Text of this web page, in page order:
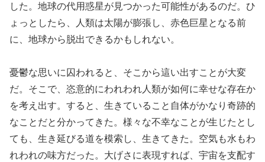
した。地球の代用惑星が見つかった可能性があるのだ。ひ
ょっとしたら、人類は太陽が膨張し、赤色巨星となる前
に、地球から脱出できるかもしれない。
憂鬱な思いに囚われると、そこから這い出すことが大変
だ。そこで、恣意的にわれわれ人類が如何に幸せな存在か
を考え出す。すると、生きていること自体がかなり奇跡的
なことだと分かってきた。様々な不幸なことが生じたとし
ても、生き延びる道を模索し、生きてきた。空気も水もわ
れわれの味方だった。大げさに表現すれば、宇宙を支配す